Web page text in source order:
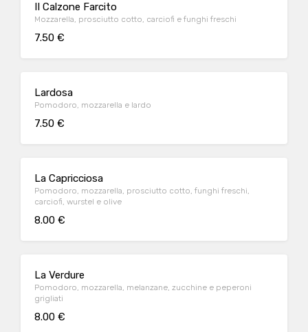
II Calzone Farcito
Mozzarella, prosciutto cotto, carciofi e funghi freschi
7.50 €
Lardosa
Pomodoro, mozzarella e lardo
7.50 €
La Capricciosa
Pomodoro, mozzarella, prosciutto cotto, funghi freschi,
carciofi, wurstel e olive
8.00 €
La Verdure
Pomodoro, mozzarella, melanzane, zucchine e peperoni
grigliati
8.00 €